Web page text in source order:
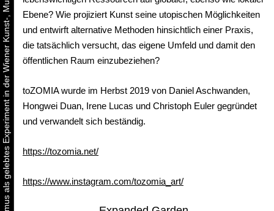
Ebene? Wie projiziert Kunst seine utopischen Möglichkeiten
und entwirft alternative Methoden hinsichtlich einer Praxis,
die tatsächlich versucht, das eigene Umfeld und damit den
öffentlichen Raum einzubeziehen?
toZOMIA wurde im Herbst 2019 von Daniel Aschwanden,
Hongwei Duan, Irene Lucas und Christoph Euler gegründet
und verwandelt sich beständig.
https://tozomia.net/
https://www.instagram.com/tozomia_art/